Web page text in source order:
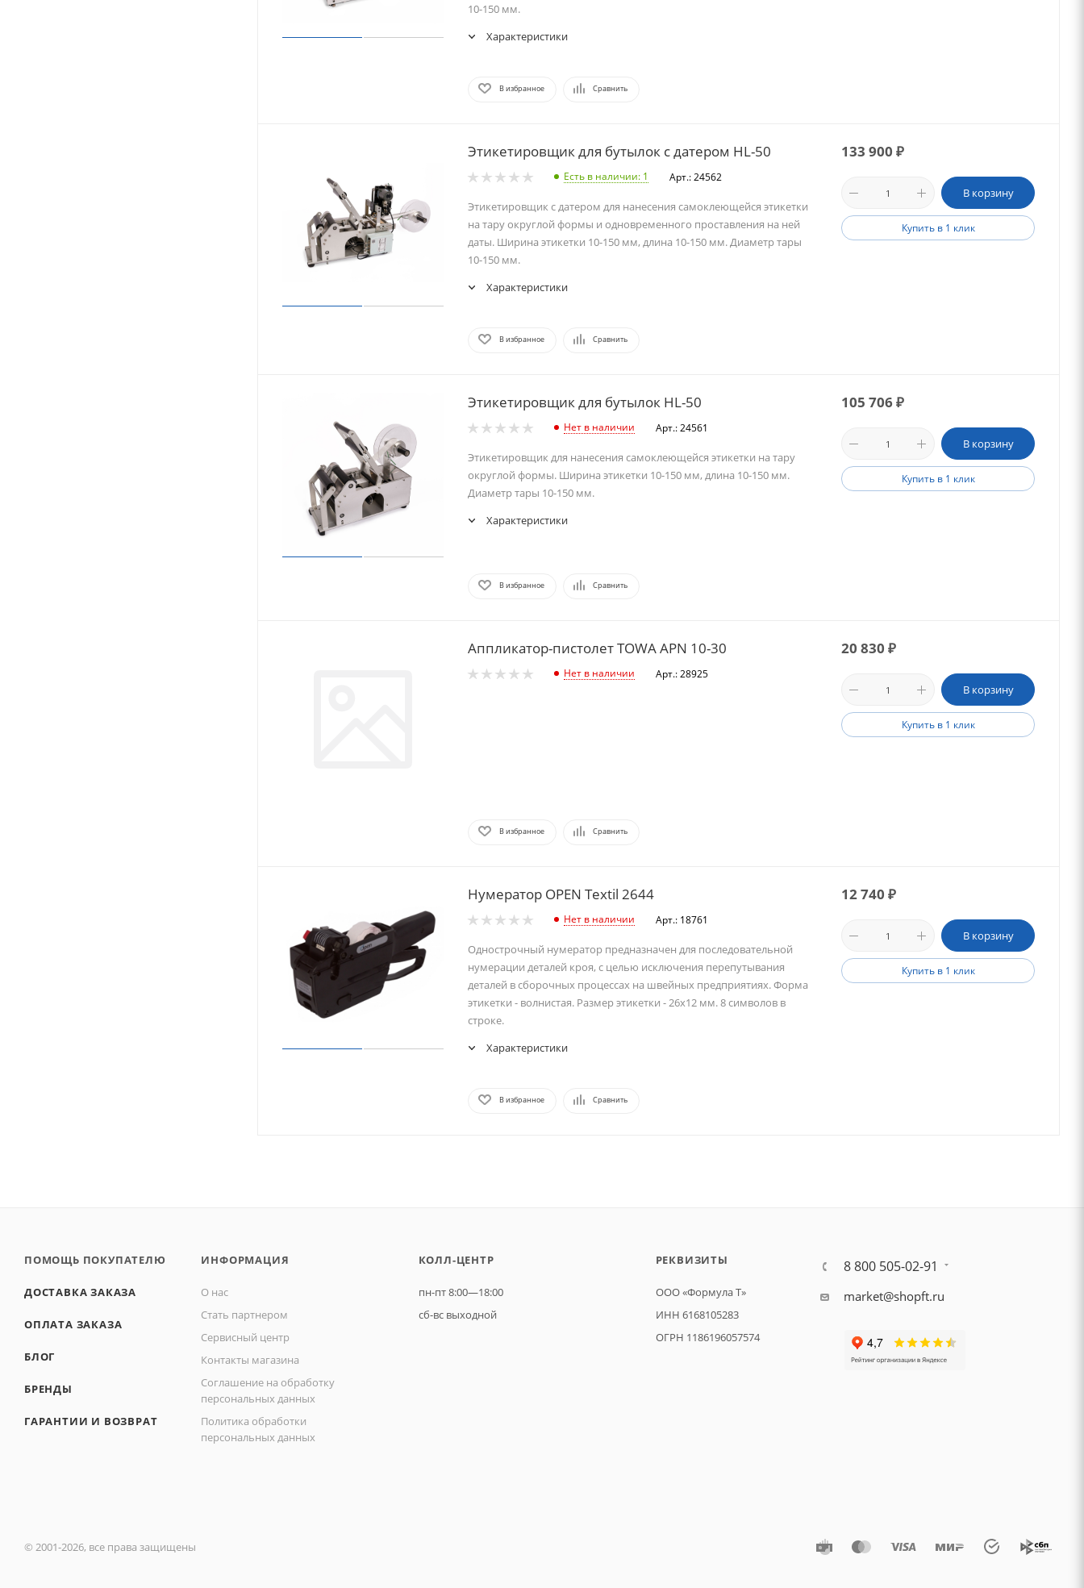
10-150 мм.
Характеристики
В избранное Сравнить
Этикетировщик для бутылок с датером HL-50
Есть в наличии: 1 Арт.: 24562
Этикетировщик с датером для нанесения самоклеющейся этикетки
на тару округлой формы и одновременного проставления на ней
даты. Ширина этикетки 10-150 мм, длина 10-150 мм. Диаметр тары
10-150 мм.
Характеристики
В избранное Сравнить
133 900 ₽
В корзину
Купить в 1 клик
Этикетировщик для бутылок HL-50
Нет в наличии Арт.: 24561
Этикетировщик для нанесения самоклеющейся этикетки на тару
округлой формы. Ширина этикетки 10-150 мм, длина 10-150 мм.
Диаметр тары 10-150 мм.
Характеристики
В избранное Сравнить
105 706 ₽
В корзину
Купить в 1 клик
Аппликатор-пистолет TOWA APN 10-30
Нет в наличии Арт.: 28925
В избранное Сравнить
20 830 ₽
В корзину
Купить в 1 клик
Нумератор OPEN Textil 2644
Нет в наличии Арт.: 18761
Однострочный нумератор предназначен для последовательной
нумерации деталей кроя, с целью исключения перепутывания
деталей в сборочных процессах на швейных предприятиях. Форма
этикетки - волнистая. Размер этикетки - 26х12 мм. 8 символов в
строке.
Характеристики
В избранное Сравнить
12 740 ₽
В корзину
Купить в 1 клик
ПОМОЩЬ ПОКУПАТЕЛЮ
ДОСТАВКА ЗАКАЗА
ОПЛАТА ЗАКАЗА
БЛОГ
БРЕНДЫ
ГАРАНТИИ И ВОЗВРАТ
ИНФОРМАЦИЯ
О нас
Стать партнером
Сервисный центр
Контакты магазина
Соглашение на обработку
персональных данных
Политика обработки
персональных данных
КОЛЛ-ЦЕНТР
пн-пт 8:00—18:00
сб-вс выходной
РЕКВИЗИТЫ
ООО «Формула Т»
ИНН 6168105283
ОГРН 1186196057574
8 800 505-02-91
market@shopft.ru
© 2001-2026, все права защищены